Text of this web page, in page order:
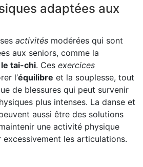
adaptées aux
activités modérées qui sont
aux seniors, comme la
le tai-chi. Ces exercices
l’équilibre et la souplesse, tout
de blessures qui peut survenir
plus intenses. La danse et
aussi être des solutions
une activité physique
excessivement les articulations.